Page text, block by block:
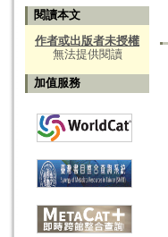
閱讀本文
作者或出版者未授權
無法提供閱讀
加值服務